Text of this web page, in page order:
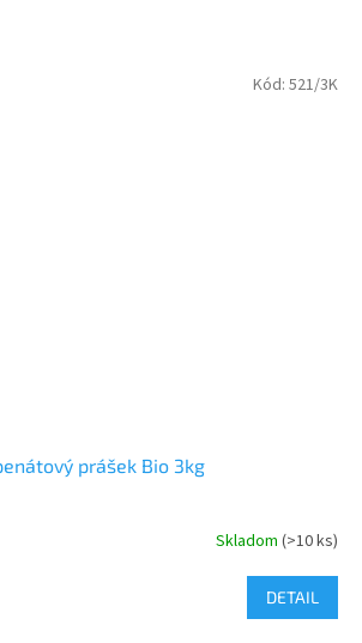
prášek Bio 3kg
Skladom (>10 ks)
DETAIL
Kód: 521/3K